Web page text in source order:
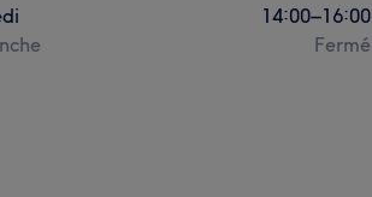
14:00–16:00
Fermé